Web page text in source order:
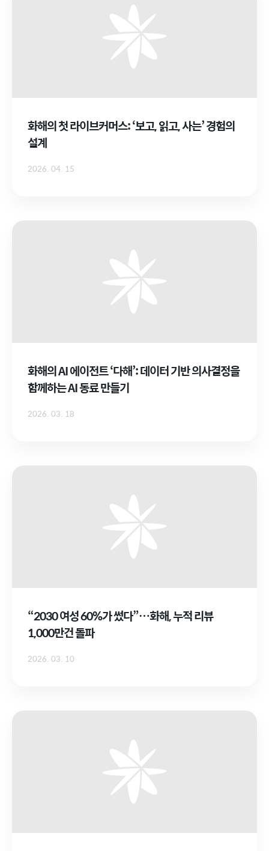
화해의 첫 라이브커머스: ‘보고, 읽고, 사는’ 경험의
설계
2026. 04. 15
화해의 AI 에이전트 ‘다해’: 데이터 기반 의사결정을
함께하는 AI 동료 만들기
2026. 03. 18
“2030 여성 60%가 썼다”…화해, 누적 리뷰
1,000만건 돌파
2026. 03. 10